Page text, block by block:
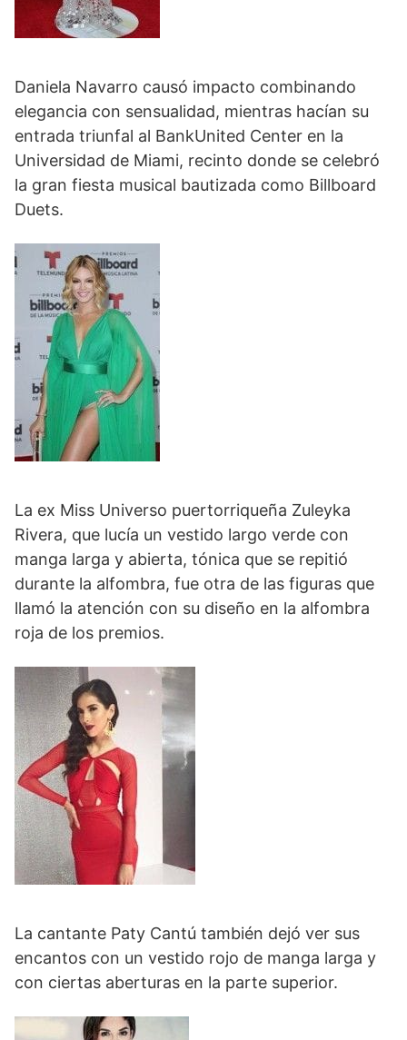
Daniela Navarro causó impacto combinando
elegancia con sensualidad, mientras hacían su
entrada triunfal al BankUnited Center en la
Universidad de Miami, recinto donde se celebró
la gran fiesta musical bautizada como Billboard
Duets.
La ex Miss Universo puertorriqueña Zuleyka
Rivera, que lucía un vestido largo verde con
manga larga y abierta, tónica que se repitió
durante la alfombra, fue otra de las figuras que
llamó la atención con su diseño en la alfombra
roja de los premios.
La cantante Paty Cantú también dejó ver sus
encantos con un vestido rojo de manga larga y
con ciertas aberturas en la parte superior.